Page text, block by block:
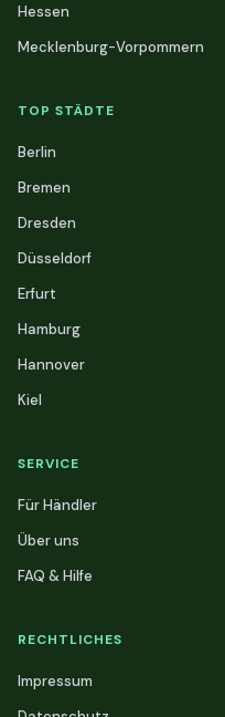
Hessen
Mecklenburg-Vorpommern
TOP STÄDTE
Berlin
Bremen
Dresden
Düsseldorf
Erfurt
Hamburg
Hannover
Kiel
SERVICE
Für Händler
Über uns
FAQ & Hilfe
RECHTLICHES
Impressum